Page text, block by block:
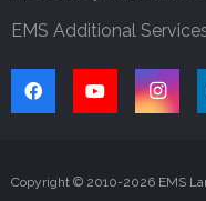
EMS Additional
Copyright © 2010-2026 EMS